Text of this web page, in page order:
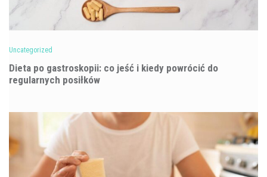
Uncategorized
Dieta po gastroskopii: co jeść i kiedy powrócić do
regularnych posiłków